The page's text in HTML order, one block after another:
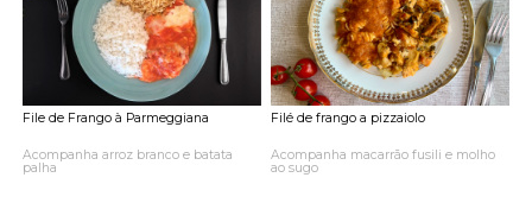
File de Frango à Parmeggiana
Acompanha arroz branco e batata
palha
Filé de frango a pizzaiolo
Acompanha macarrão fusili e molho
ao sugo